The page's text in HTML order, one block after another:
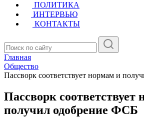
ПОЛИТИКА
ИНТЕРВЬЮ
КОНТАКТЫ
Главная
Общество
Пассворк соответствует нормам и
Пассворк соответствует
получил одобрение ФСБ